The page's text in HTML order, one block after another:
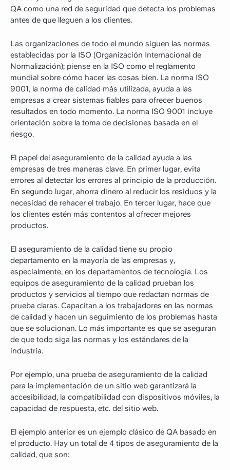
QA como una red de seguridad que detecta los problemas
antes de que lleguen a los clientes.
Las organizaciones de todo el mundo siguen las normas
establecidas por la ISO (Organización Internacional de
Normalización); piense en la ISO como el reglamento
mundial sobre cómo hacer las cosas bien. La norma ISO
9001, la norma de calidad más utilizada, ayuda a las
empresas a crear sistemas fiables para ofrecer buenos
resultados en todo momento. La norma ISO 9001 incluye
orientación sobre la toma de decisiones basada en el
riesgo.
El papel del aseguramiento de la calidad ayuda a las
empresas de tres maneras clave. En primer lugar, evita
errores al detectar los errores al principio de la producción.
En segundo lugar, ahorra dinero al reducir los residuos y la
necesidad de rehacer el trabajo. En tercer lugar, hace que
los clientes estén más contentos al ofrecer mejores
productos.
El aseguramiento de la calidad tiene su propio
departamento en la mayoría de las empresas y,
especialmente, en los departamentos de tecnología. Los
equipos de aseguramiento de la calidad prueban los
productos y servicios al tiempo que redactan normas de
prueba claras. Capacitan a los trabajadores en las normas
de calidad y hacen un seguimiento de los problemas hasta
que se solucionan. Lo más importante es que se aseguran
de que todo siga las normas y los estándares de la
industria.
Por ejemplo, una prueba de aseguramiento de la calidad
para la implementación de un sitio web garantizará la
accesibilidad, la compatibilidad con dispositivos móviles, la
capacidad de respuesta, etc. del sitio web.
El ejemplo anterior es un ejemplo clásico de QA basado en
el producto. Hay un total de 4 tipos de aseguramiento de la
calidad, que son: